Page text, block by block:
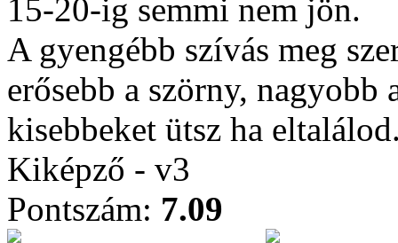
15-20-ig semmi nem jön.
A gyengébb szívás meg
erősebb a szörny,
kisebbeket ütsz ha
Kiképző - v3
Pontszám: 7.09